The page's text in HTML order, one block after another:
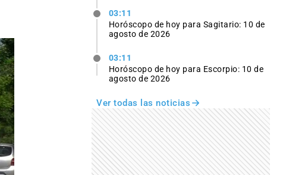
03:11
Horóscopo de hoy para Sagitario: 10 de
agosto de 2026
03:11
Horóscopo de hoy para Escorpio: 10 de
agosto de 2026
Ver todas las noticias